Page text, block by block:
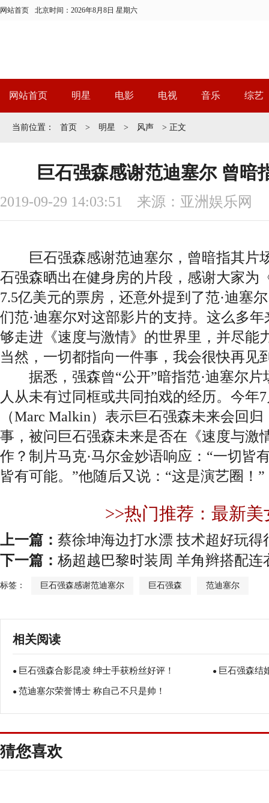
网站首页 北京时间： 2026年8月8日 星期六
网站首页 明星 电影 电视 音乐 综艺
当前位置： 首页 > 明星 > 风声 > 正文
巨石强森感谢范迪塞尔 曾暗
2019-09-29 14:03:51 来源：亚洲娱乐网
巨石强森感谢范迪塞尔，曾暗指其片
石强森晒出在健身房的片段，感谢大家为
7.5亿美元的票房，还意外提到了范·迪塞
们范·迪塞尔对这部影片的支持。这么多
够走进《速度与激情》的世界里，并尽能
当然，一切都指向一件事，我会很快再见
据悉，强森曾“公开”暗指范·迪塞尔片
人从未有过同框或共同拍戏的经历。今年
（Marc Malkin）表示巨石强森未来会回
事，被问巨石强森未来是否在《速度与激
作？制片马克·马尔金妙语响应：“一切皆
皆有可能。”他随后又说：“这是演艺圈！”
>>热门推荐：最新美
上一篇： 蔡徐坤海边打水漂 技术超好玩得
下一篇： 杨超越巴黎时装周 羊角辫搭配连
标签： 巨石强森感谢范迪塞尔 巨石强森 范迪塞尔
相关阅读
● 巨石强森合影昆凌 绅士手获粉丝好评！ ● 巨石强森结
● 范迪塞尔荣誉博士 称自己不只是帅！
猜您喜欢